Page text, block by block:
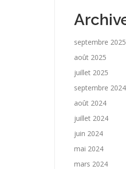
septembre 2025
août 2025
juillet 2025
septembre 2024
août 2024
juillet 2024
juin 2024
mai 2024
mars 2024